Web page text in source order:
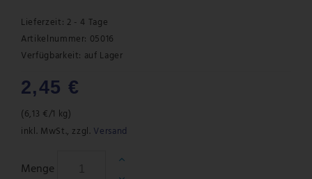
Lieferzeit: 2 - 4 Tage
Artikelnummer: 05016
Verfügbarkeit: auf Lager
2,45 €
(6,13 €/1 kg)
inkl. MwSt., zzgl. Versand
Menge